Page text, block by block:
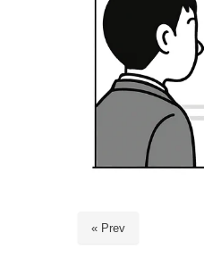
« Prev